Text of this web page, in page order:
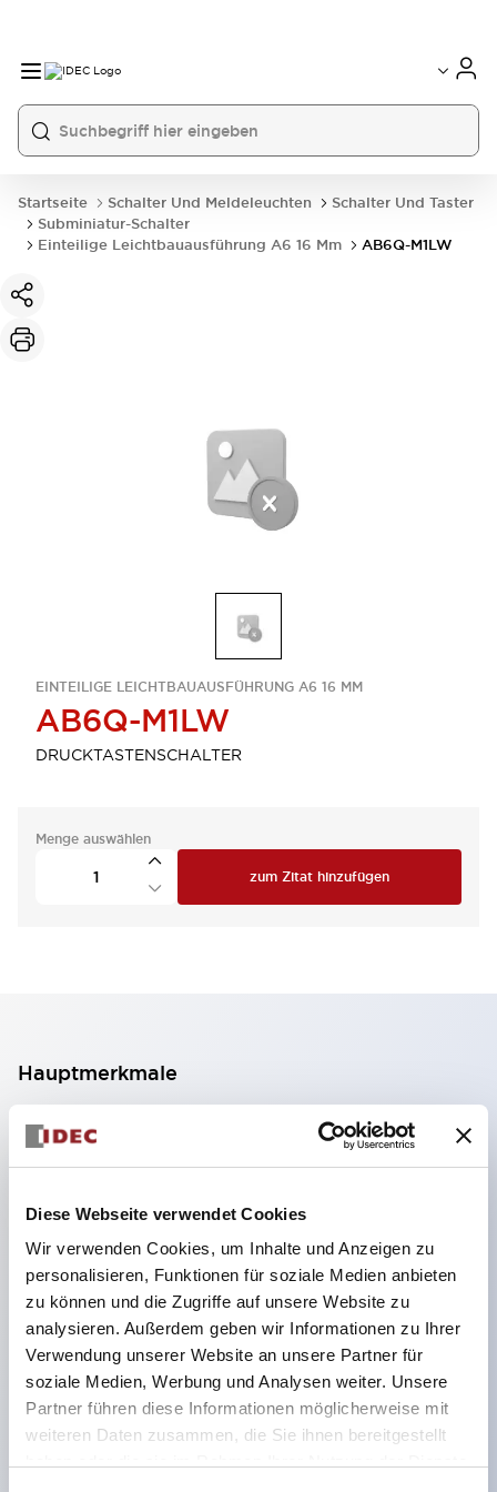
Diese Webseite verwendet Cookies
Wir verwenden Cookies, um Inhalte und Anzeigen zu
personalisieren, Funktionen für soziale Medien anbieten
zu können und die Zugriffe auf unsere Website zu
analysieren. Außerdem geben wir Informationen zu Ihrer
Verwendung unserer Website an unsere Partner für
soziale Medien, Werbung und Analysen weiter. Unsere
Partner führen diese Informationen möglicherweise mit
weiteren Daten zusammen, die Sie ihnen bereitgestellt
Startseite Schalter Und Meldeleuchten
Schalter Und Taster
Subminiatur-Schalter
Einteilige Leichtbauausführung A6 16 Mm
AB6Q-M1LW
EINTEILIGE LEICHTBAUAUSFÜHRUNG A6 16 MM
AB6Q-M1LW
DRUCKTASTENSCHALTER
Menge auswählen
zum Zitat hinzufügen
Hauptmerkmale
Geeignet für ein breites Anwendungsspektrum
von der Konsumelektronik bis zum FA-Bereich
Schutzarten IP40 und IP65 vollständig verfügbar
(IEC 60529)
UL- und CSA-zertifiziert. Entspricht EN (Europa)
Normen. CCC-zertifiziert (außer Anzeigeleuchten).
Mit speziellem Zubehör leicht auf Φ22 Flash-
Silhouette umstellbar